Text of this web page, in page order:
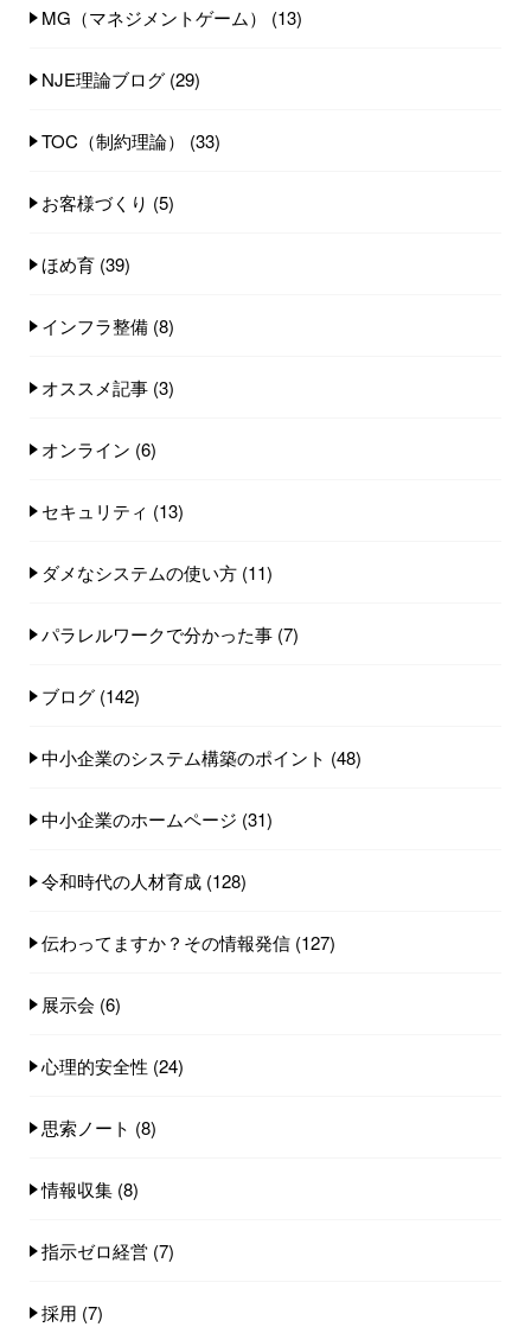
MG（マネジメントゲーム） (13)
NJE理論ブログ (29)
TOC（制約理論） (33)
お客様づくり (5)
ほめ育 (39)
インフラ整備 (8)
オススメ記事 (3)
オンライン (6)
セキュリティ (13)
ダメなシステムの使い方 (11)
パラレルワークで分かった事 (7)
ブログ (142)
中小企業のシステム構築のポイント (48)
中小企業のホームページ (31)
令和時代の人材育成 (128)
伝わってますか？その情報発信 (127)
展示会 (6)
心理的安全性 (24)
思索ノート (8)
情報収集 (8)
指示ゼロ経営 (7)
採用 (7)